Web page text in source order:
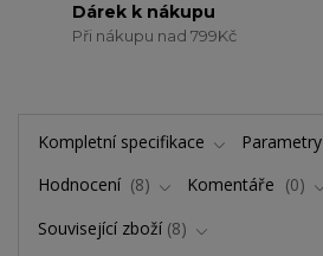
Dárek k nákupu
Při nákupu nad 799Kč
Kompletní specifikace
Parametry
Hodnocení
8 Komentáře
0
Související zboží 8